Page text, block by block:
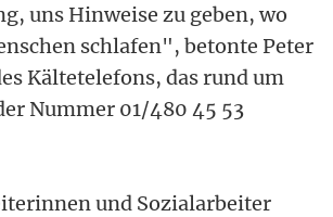
uns Hinweise zu geben, wo
schlafen", betonte Peter
Kältetelefons, das rund um
Nummer 01/480 45 53
und Sozialarbeiter